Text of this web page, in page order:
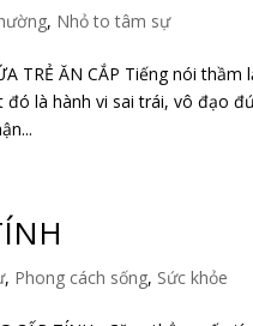
, Nhỏ to tâm sự
TRẺ ĂN CẮP Tiếng nói
là hành vi sai trái, vô đạo
, Phong cách sống, Sức khỏe